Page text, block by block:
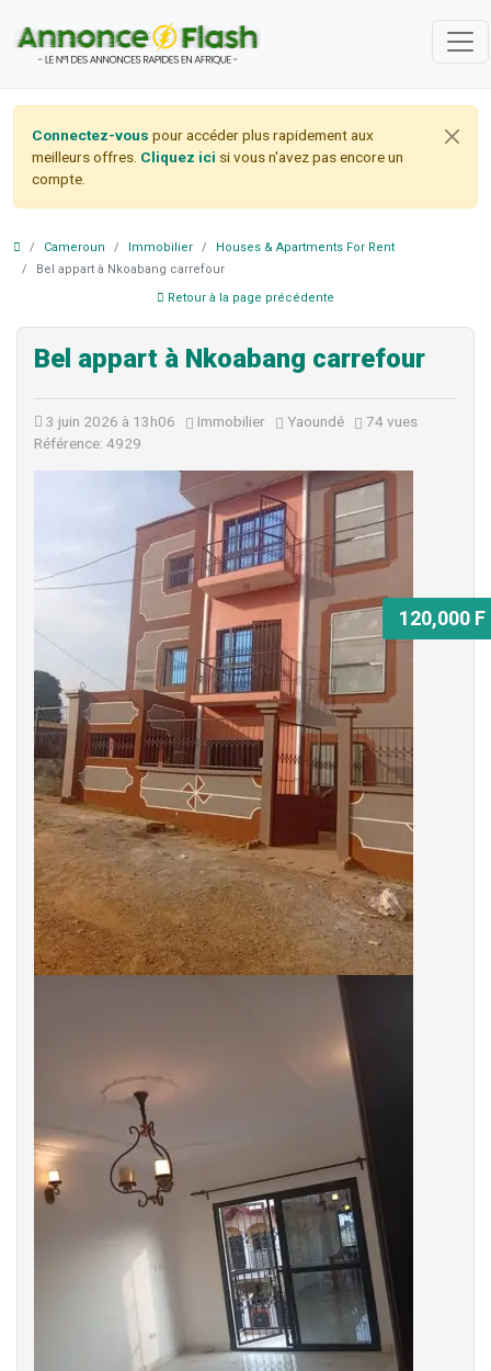
Connectez-vous pour accéder plus rapidement aux
meilleurs offres. Cliquez ici si vous n'avez pas encore un
compte.
Cameroun Immobilier
Houses & Apartments For Rent
Bel appart à Nkoabang carrefour
Retour à la page précédente
Bel appart à Nkoabang carrefour
3 juin 2026 à 13h06 Immobilier Yaoundé
74 vues
Référence: 4929
120,000 F